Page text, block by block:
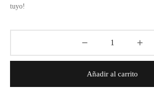
tuyo!
Añadir al carrito